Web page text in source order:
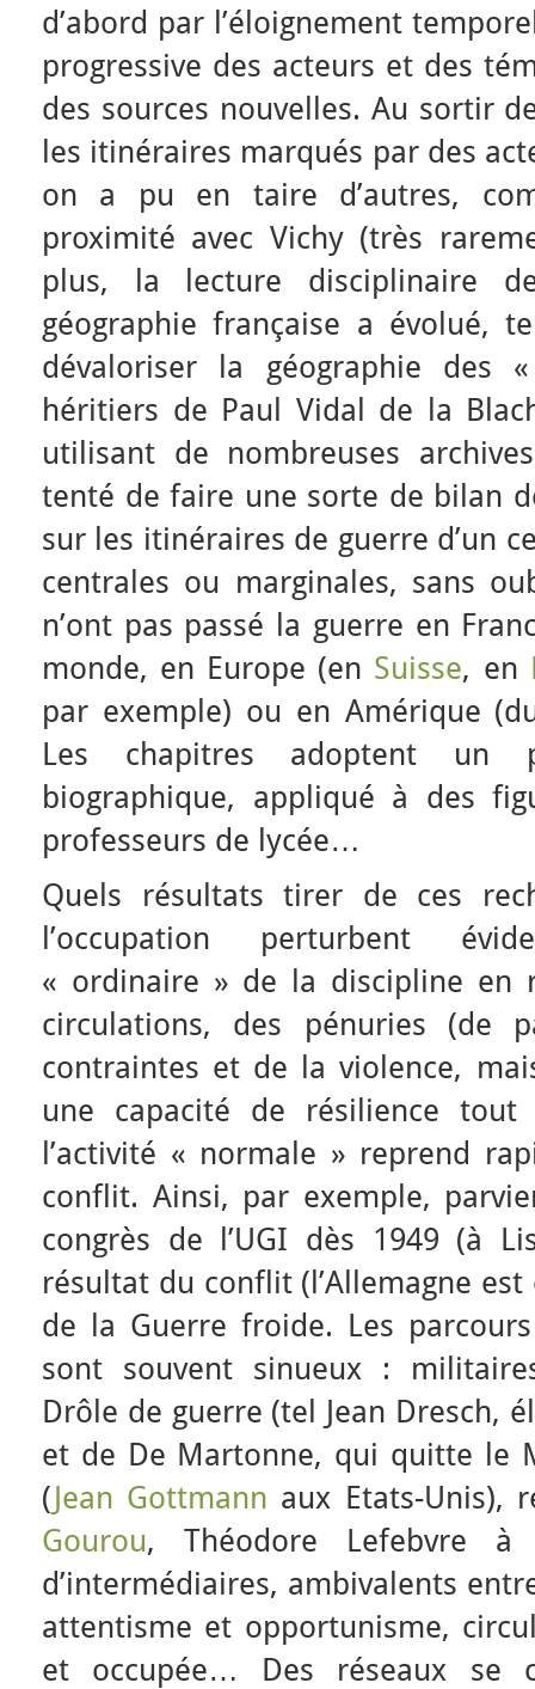
d’abord par l’éloignement
progressive des acteurs et des
des sources nouvelles. Au sortir
les itinéraires marqués par des
on a pu en taire d’autres,
proximité avec Vichy (très
plus, la lecture disciplinaire
géographie française a évolué,
dévaloriser la géographie des
héritiers de Paul Vidal de la
utilisant de nombreuses
tenté de faire une sorte de bilan
sur les itinéraires de guerre d’un
centrales ou marginales, sans
n’ont pas passé la guerre en
monde, en Europe (en Suisse, en
par exemple) ou en Amérique
Les chapitres adoptent un
biographique, appliqué à des
professeurs de lycée…
Quels résultats tirer de ces
l’occupation perturbent
« ordinaire » de la discipline en
circulations, des pénuries (de
contraintes et de la violence,
une capacité de résilience
l’activité « normale » reprend
conflit. Ainsi, par exemple,
congrès de l’UGI dès 1949 (à
résultat du conflit (l’Allemagne
de la Guerre froide. Les
sont souvent sinueux :
Drôle de guerre (tel Jean Dresch,
et de De Martonne, qui quitte le
(Jean Gottmann aux Etats-Unis),
Gourou, Théodore Lefebvre à
d’intermédiaires, ambivalents
attentisme et opportunisme,
et occupée… Des réseaux se